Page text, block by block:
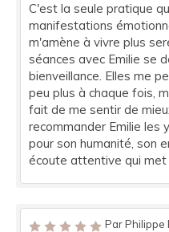
C'est la seule pratique
manifestations
m'amène à vivre plus
séances avec Emilie se
bienveillance. Elles me
peu plus à chaque fois,
fait de me sentir de
recommander Emilie les
pour son humanité, son
écoute attentive qui
Par Philippe